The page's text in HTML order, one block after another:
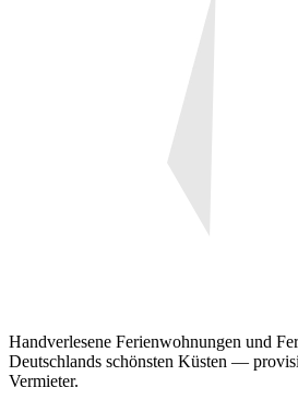
Handverlesene Ferienwohnungen und
Deutschlands schönsten Küsten —
Vermieter.